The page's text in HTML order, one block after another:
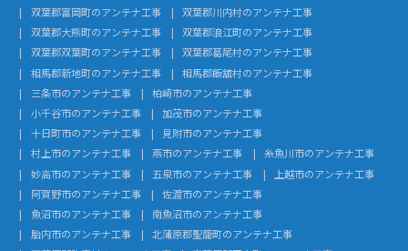
双葉郡富岡町のアンテナ工事
双葉郡川内村のアンテナ工事
双葉郡大熊町のアンテナ工事
双葉郡浪江町のアンテナ工事
双葉郡双葉町のアンテナ工事
双葉郡葛尾村のアンテナ工事
相馬郡新地町のアンテナ工事
相馬郡飯舘村のアンテナ工事
三条市のアンテナ工事
柏崎市のアンテナ工事
小千谷市のアンテナ工事
加茂市のアンテナ工事
十日町市のアンテナ工事
見附市のアンテナ工事
村上市のアンテナ工事
燕市のアンテナ工事
糸魚川市のアンテナ工事
妙高市のアンテナ工事
五泉市のアンテナ工事
上越市のアンテナ工事
阿賀野市のアンテナ工事
佐渡市のアンテナ工事
魚沼市のアンテナ工事
南魚沼市のアンテナ工事
胎内市のアンテナ工事
北蒲原郡聖籠町のアンテナ工事